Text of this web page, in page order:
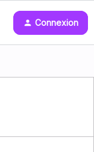
Connexion